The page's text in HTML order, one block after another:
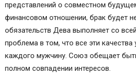
представлений о совместном
финансовом отношении, брак будет
обязательств Дева выполняет со
проблема в том, что все эти качества
каждого мужчину. Союз обещает
полном совпадении интересов.